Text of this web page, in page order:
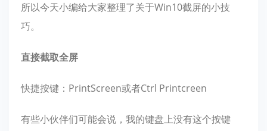
所以今天小编给大家整理了关于Win10截屏的小技
巧。
直接截取全屏
快捷按键：PrintScreen或者Ctrl Printcreen
有些小伙伴们可能会说，我的键盘上没有这个按键